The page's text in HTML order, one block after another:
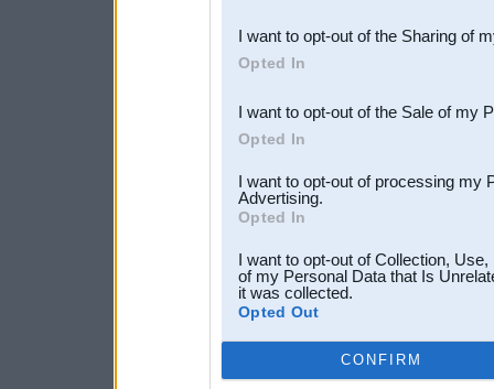
Downstream Participants
third parties.
I want to opt-out of the Sharing of
Opted In
I want to opt-out of the Sale of my
Opted In
I want to opt-out of processing my
Advertising.
Opted In
I want to opt-out of Collection,
of my Personal Data that Is
it was collected.
Opted Out
CONFIRM